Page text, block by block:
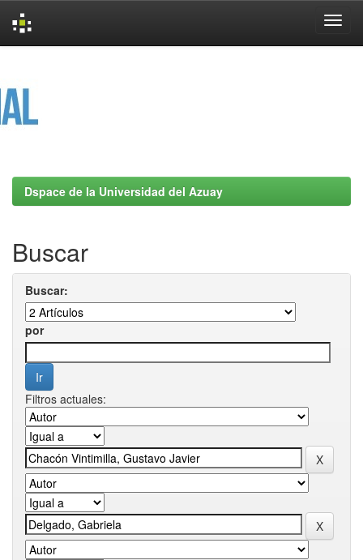
Dspace de la Universidad del Azuay
Buscar
Buscar:
por
Filtros actuales: